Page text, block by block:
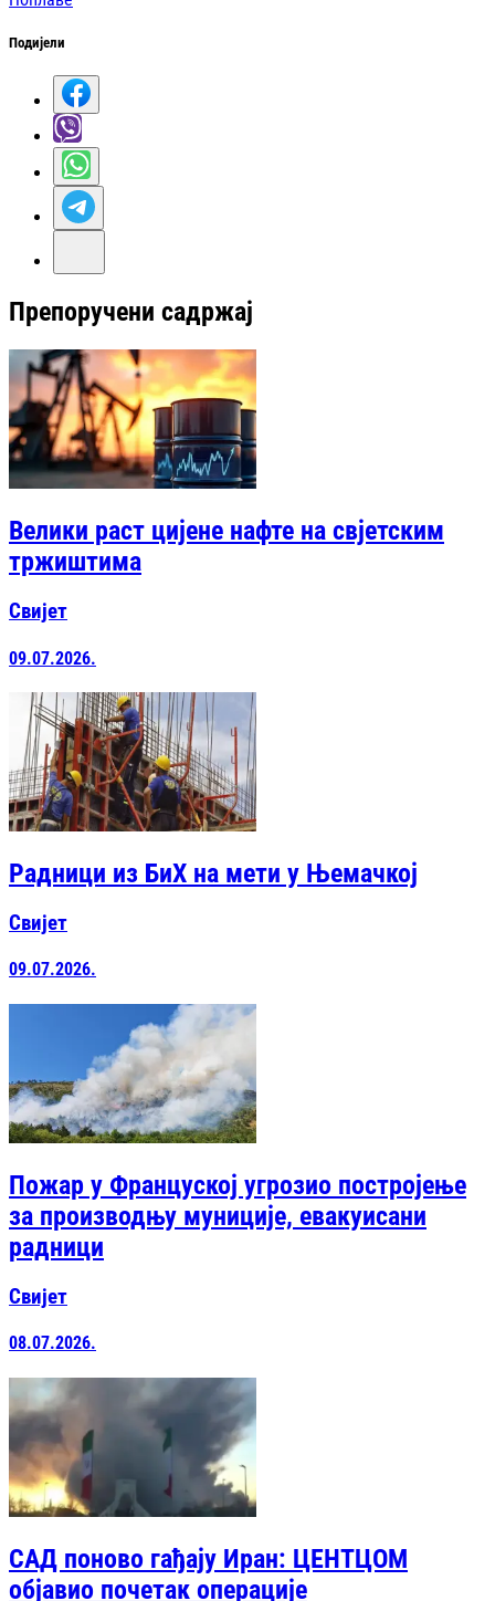
Подијели
Препоручени садржај
Велики раст цијене нафте на свјетским
тржиштима
Свијет
09.07.2026.
Радници из БиХ на мети у Њемачкој
Свијет
09.07.2026.
Пожар у Француској угрозио постројење
за производњу муниције, евакуисани
радници
Свијет
08.07.2026.
САД поново гађају Иран: ЦЕНТЦОМ
објавио почетак операције